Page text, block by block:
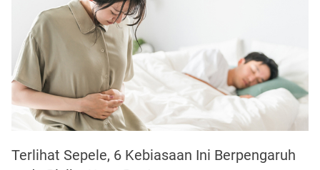
Terlihat Sepele, 6 Kebiasaan Ini Berpengaruh